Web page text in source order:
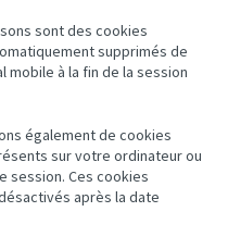
sont des cookies
supprimés de
à la fin de la session
également de cookies
sur votre ordinateur ou
session. Ces cookies
après la date